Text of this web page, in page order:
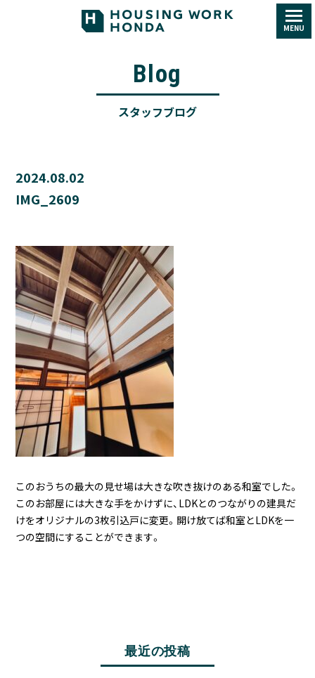
MENU
Blog
スタッフブログ
2024.08.02
IMG_2609
このおうちの最大の見せ場は大きな吹き抜けのある和室でした。
このお部屋には大きな手をかけずに、LDKとのつながりの建具だ
けをオリジナルの3枚引込戸に変更。開け放てば和室とLDKを一
つの空間にすることができます。
最近の投稿